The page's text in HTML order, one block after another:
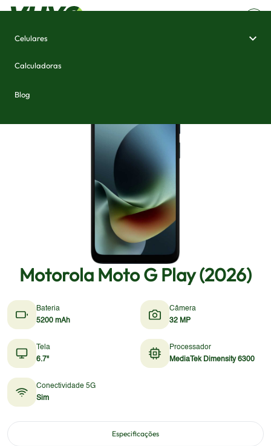
Celulares
Calculadoras
Blog
Motorola Moto G Play (2026)
Bateria
5200 mAh
Câmera
32 MP
Tela
6.7"
Processador
MediaTek Dimensity 6300
Conectividade 5G
Sim
Especificações